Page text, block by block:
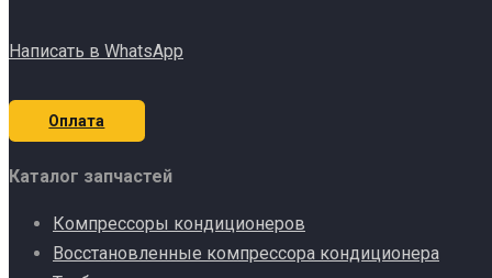
Написать в WhatsApp
Оплата
Каталог запчастей
Компрессоры кондиционеров
Восстановленные компрессора кондиционера